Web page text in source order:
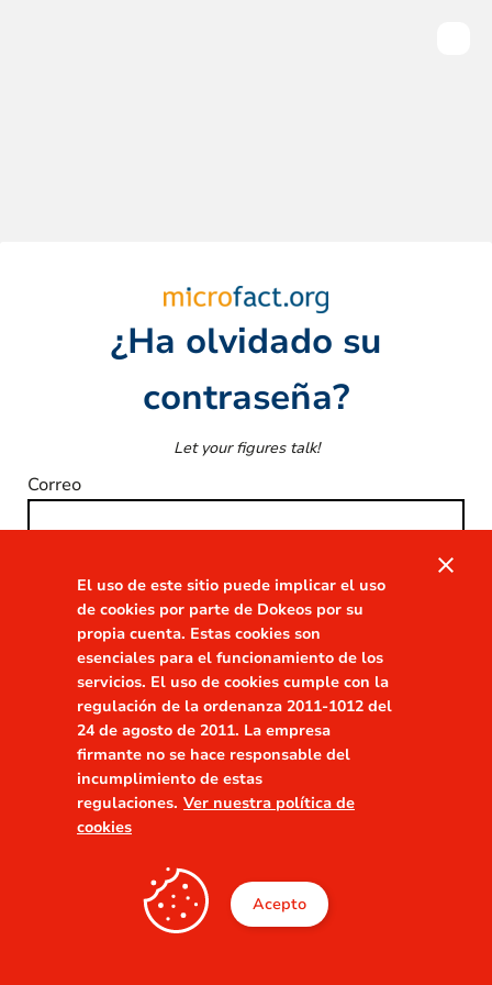
¿Ha olvidado su
contraseña?
Let your figures talk!
Correo
Conectarse
El uso de este sitio puede implicar el uso
de cookies por parte de Dokeos por su
propia cuenta. Estas cookies son
esenciales para el funcionamiento de los
servicios. El uso de cookies cumple con la
regulación de la ordenanza 2011-1012 del
24 de agosto de 2011. La empresa
firmante no se hace responsable del
incumplimiento de estas
regulaciones. Ver nuestra política de
cookies
Acepto
close